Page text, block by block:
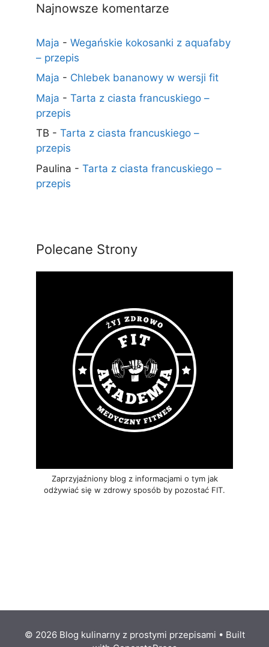
Najnowsze komentarze
Maja - Wegańskie kokosanki z aquafaby
– przepis
Maja - Chlebek bananowy w wersji fit
Maja - Tarta z ciasta francuskiego –
przepis
TB - Tarta z ciasta francuskiego –
przepis
Paulina - Tarta z ciasta francuskiego –
przepis
Polecane Strony
Zaprzyjaźniony blog z informacjami o tym jak
odżywiać się w zdrowy sposób by pozostać FIT.
© 2026 Blog kulinarny z prostymi przepisami • Built